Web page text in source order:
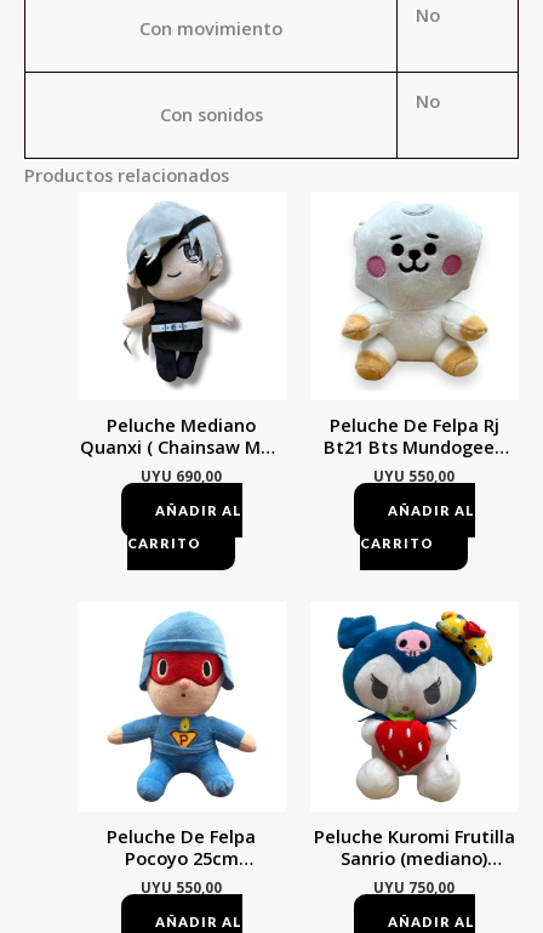
Con movimiento
No
Con sonidos
No
Productos relacionados
Peluche Mediano
Quanxi ( Chainsaw Man
) Mundogeek Negro Con
Gris
UYU 690,00
AÑADIR AL
CARRITO
Peluche De Felpa Rj
Bt21 Bts Mundogeek
Blanco
UYU 550,00
AÑADIR AL
CARRITO
Peluche De Felpa
Pocoyo 25cm
Mundogeek Azul
UYU 550,00
AÑADIR AL
Peluche Kuromi Frutilla
Sanrio (mediano)
Mundogeek Blanco Con
Azul
UYU 750,00
AÑADIR AL